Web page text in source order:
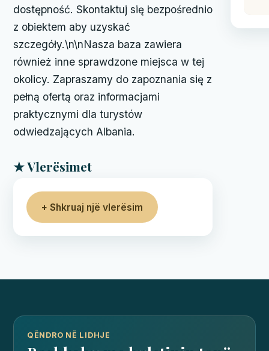
dostępność. Skontaktuj się bezpośrednio
z obiektem aby uzyskać
szczegóły.\n\nNasza baza zawiera
również inne sprawdzone miejsca w tej
okolicy. Zapraszamy do zapoznania się z
pełną ofertą oraz informacjami
praktycznymi dla turystów
odwiedzających Albania.
★ Vlerësimet
+ Shkruaj një vlerësim
QËNDRO NË LIDHJE